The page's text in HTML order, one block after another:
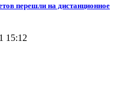
перешли на дистанционное
15:12